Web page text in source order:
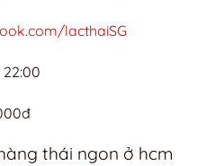
lacthaiSG
22:00
thái ngon ở hcm